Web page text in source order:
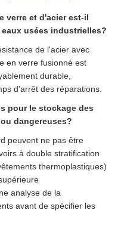
verre et d'acier est-il
usées industrielles?
de l'acier avec
en verre fusionné est
durable,
d'arrêt des réparations.
pour le stockage des
dangereuses?
peuvent ne pas être
à double stratification
thermoplastiques)
analyse de la
avant de spécifier les